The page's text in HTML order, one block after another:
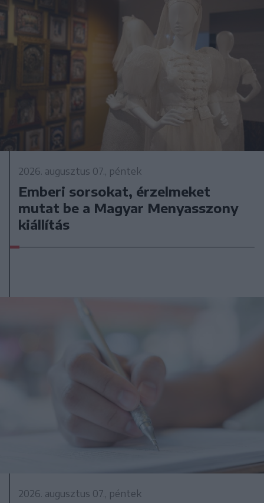
2026. augusztus 07., péntek
Emberi sorsokat, érzelmeket
mutat be a Magyar Menyasszony
kiállítás
2026. augusztus 07., péntek